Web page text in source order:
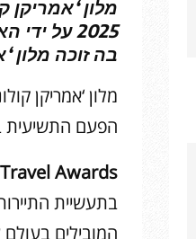
מלון ‘אמריקן
בה זוכה מלון
מלון ‘אמריקן
הפעם התשיעית
Awards